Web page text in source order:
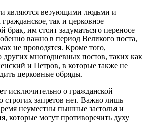
являются верующими людьми и
так и церковное
брак, им стоит задуматься о переносе
важно в период Великого поста,
не проводятся. Кроме того,
других многодневных постов, таких как
и Петров, в которые также не
церковные обряды.
исключительно о гражданской
строгих запретов нет. Важно лишь
неуместны пышные застолья и
которые могут противоречить духу